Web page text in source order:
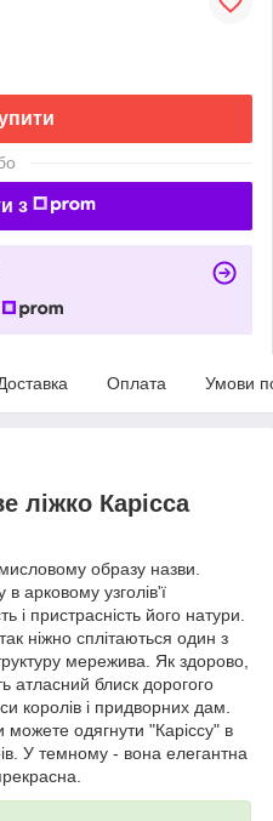
з
Оплата Умови
ліжко Карісса
образу назви.
в арковому узголів'ї
і пристрасність його натури.
ніжно сплітаються один з
мережива. Як здорово,
атласний блиск дорогого
королів і придворних дам.
одягнути "Каріссу" в
У темному - вона елегантна